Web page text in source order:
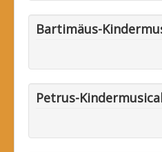
Bartimäus-
Petrus-